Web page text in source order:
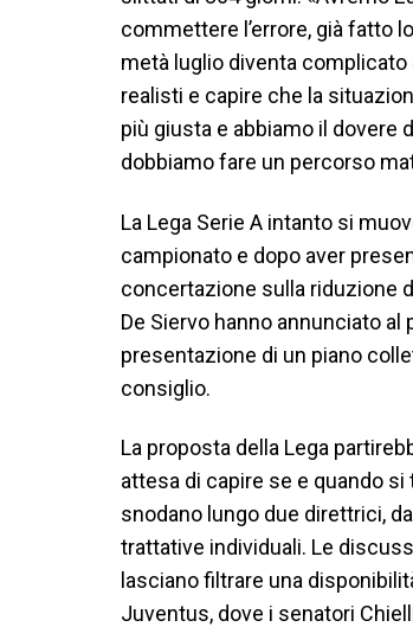
commettere l’errore, già fatto
metà luglio diventa
realisti e capire che la
più giusta e abbiamo il dovere
dobbiamo fare un percorso
La Lega Serie A intanto si
campionato e dopo aver
concertazione sulla riduzione
De Siervo hanno annunciato
presentazione di un piano
consiglio.
La proposta della Lega
attesa di capire se e quando
snodano lungo due direttrici,
trattative individuali. Le
lasciano filtrare una
Juventus, dove i senatori